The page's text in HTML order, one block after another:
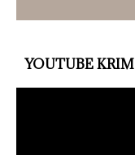
YOUTUBE